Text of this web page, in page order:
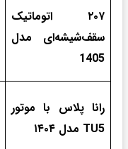
۲۰۷ اتوماتیک
سقف‌شیشه‌ای مدل
1405
رانا پلاس با موتور
TU5 مدل ۱۴۰۴